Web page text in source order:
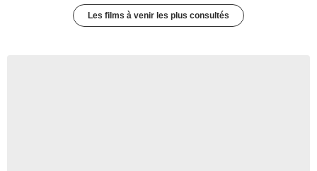
Les films à venir les plus consultés